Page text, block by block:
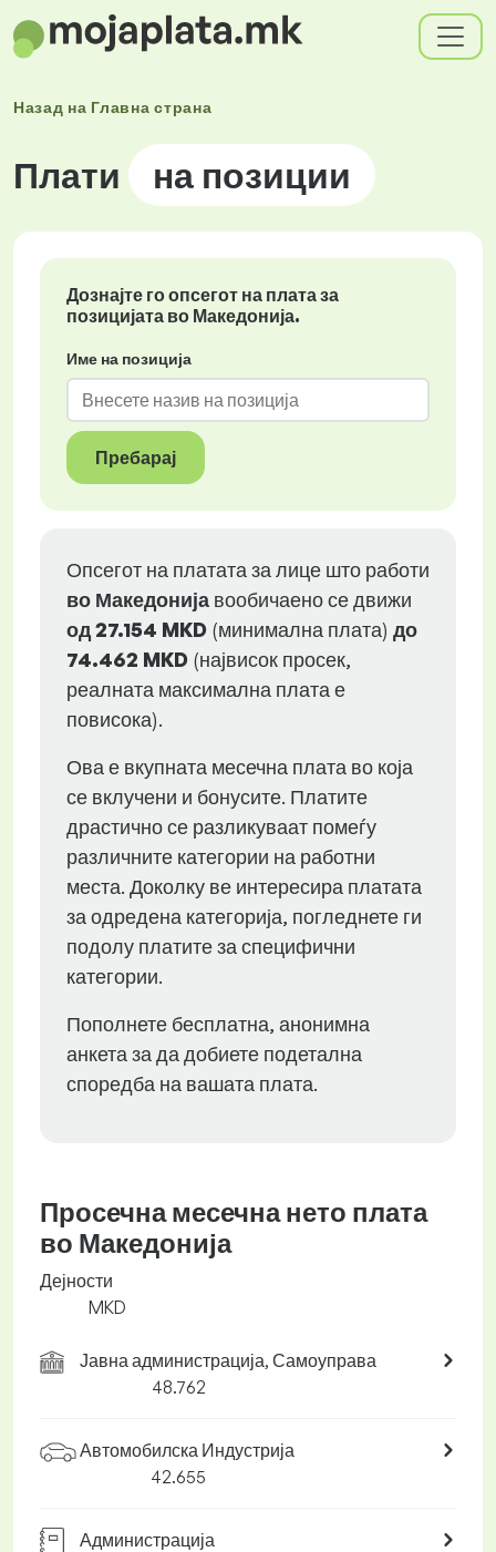
Назад на Главна страна
Плати на позиции
Дознајте го опсегот на плата за
позицијата во Македонија.
Име на позиција
Пребарај
Опсегот на платата за лице што работи
во Македонија вообичаено се движи
од27.154 MKD (минимална плата) до
74.462 MKD (највисок просек,
реалната максимална плата е
повисока).
Ова е вкупната месечна плата во која
се вклучени и бонусите. Платите
драстично се разликуваат помеѓу
различните категории на работни
места. Доколку ве интересира платата
за одредена категорија, погледнете ги
подолу платите за специфични
категории.
Пополнете бесплатна, анонимна
анкета за да добиете подетална
споредба на вашата плата.
Просечна месечна нето плата
во Македонија
Дејности
MKD
Јавна администрација, Самоуправа
48.762
Автомобилска Индустрија
42.655
Администрација